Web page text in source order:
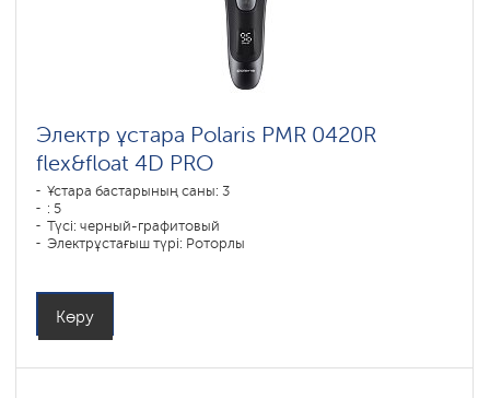
Электр ұстара Polaris PMR 0420R
flex&float 4D PRO
Ұстара бастарының саны: 3
: 5
Түсі: черный-графитовый
Электрұстағыш түрі: Роторлы
Батареяны зарядтау уақыты: 1,5
Көру